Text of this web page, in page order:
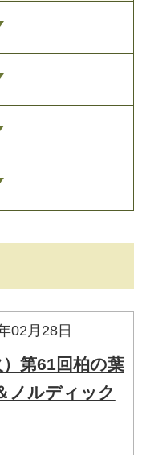
02月28日
第61回柏の葉
ノルディック